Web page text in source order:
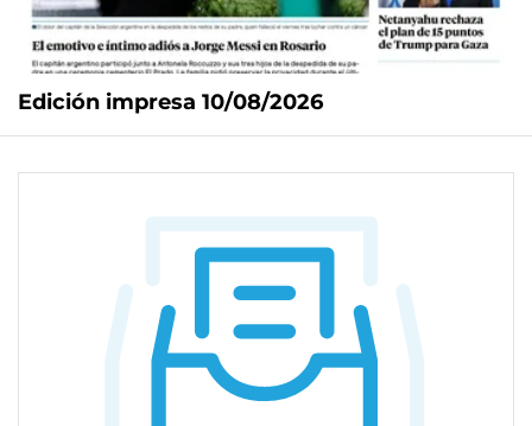
Edición impresa 10/08/2026